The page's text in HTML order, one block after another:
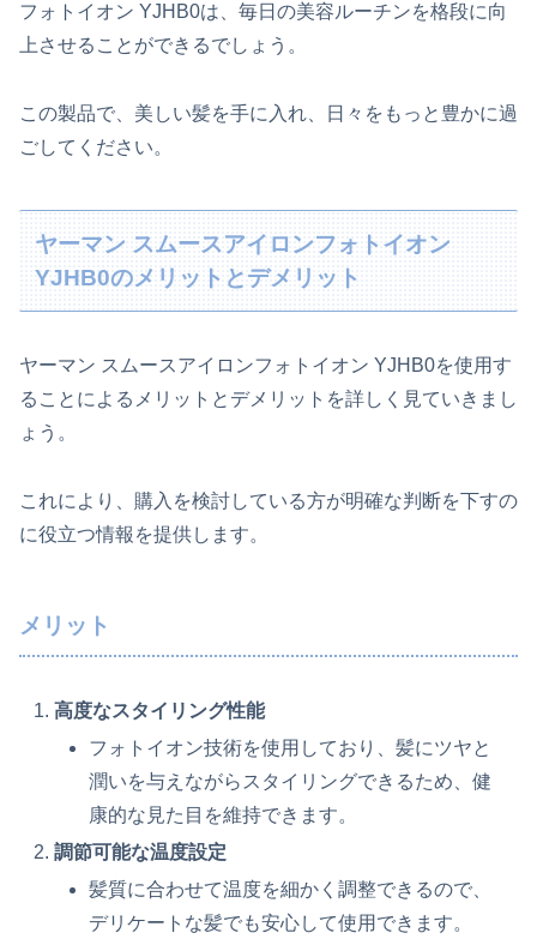
フォトイオン YJHB0は、毎日の美容ルーチンを格段に向
上させることができるでしょう。
この製品で、美しい髪を手に入れ、日々をもっと豊かに過
ごしてください。
ヤーマン スムースアイロンフォトイオン
YJHB0のメリットとデメリット
ヤーマン スムースアイロンフォトイオン YJHB0を使用す
ることによるメリットとデメリットを詳しく見ていきまし
ょう。
これにより、購入を検討している方が明確な判断を下すの
に役立つ情報を提供します。
メリット
高度なスタイリング性能
フォトイオン技術を使用しており、髪にツヤと
潤いを与えながらスタイリングできるため、健
康的な見た目を維持できます。
調節可能な温度設定
髪質に合わせて温度を細かく調整できるので、
デリケートな髪でも安心して使用できます。